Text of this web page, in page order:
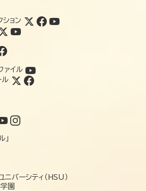
ション
ァイル
ル
」
ニバーシティ（HSU）
園